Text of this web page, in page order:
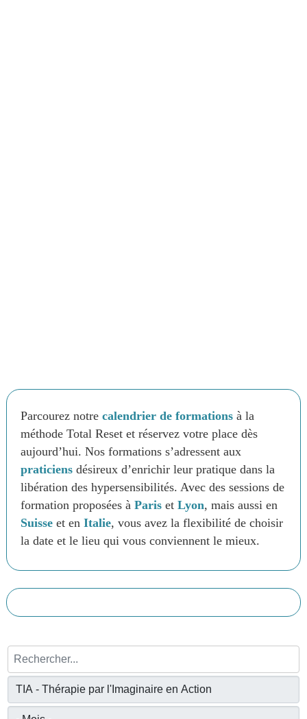
Parcourez notre calendrier de formationsà la
méthode Total Reset et réservez votre place dès
aujourd’hui. Nos formations s’adressent aux
praticiens désireux d’enrichir leur pratique dans la
libération des hypersensibilités. Avec des sessions de
formation proposées àPariset Lyon, mais aussi en
Suisseet en Italie, vous avez la flexibilité de choisir
la date et le lieu qui vous conviennent le mieux.
Rechercher...